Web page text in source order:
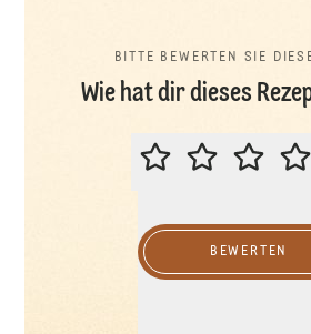
BITTE BEWERTEN SIE
Wie hat dir dieses
BITTE
BEWERTEN